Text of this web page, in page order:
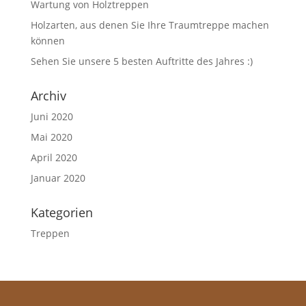
Wartung von Holztreppen
Holzarten, aus denen Sie Ihre Traumtreppe machen
können
Sehen Sie unsere 5 besten Auftritte des Jahres :)
Archiv
Juni 2020
Mai 2020
April 2020
Januar 2020
Kategorien
Treppen